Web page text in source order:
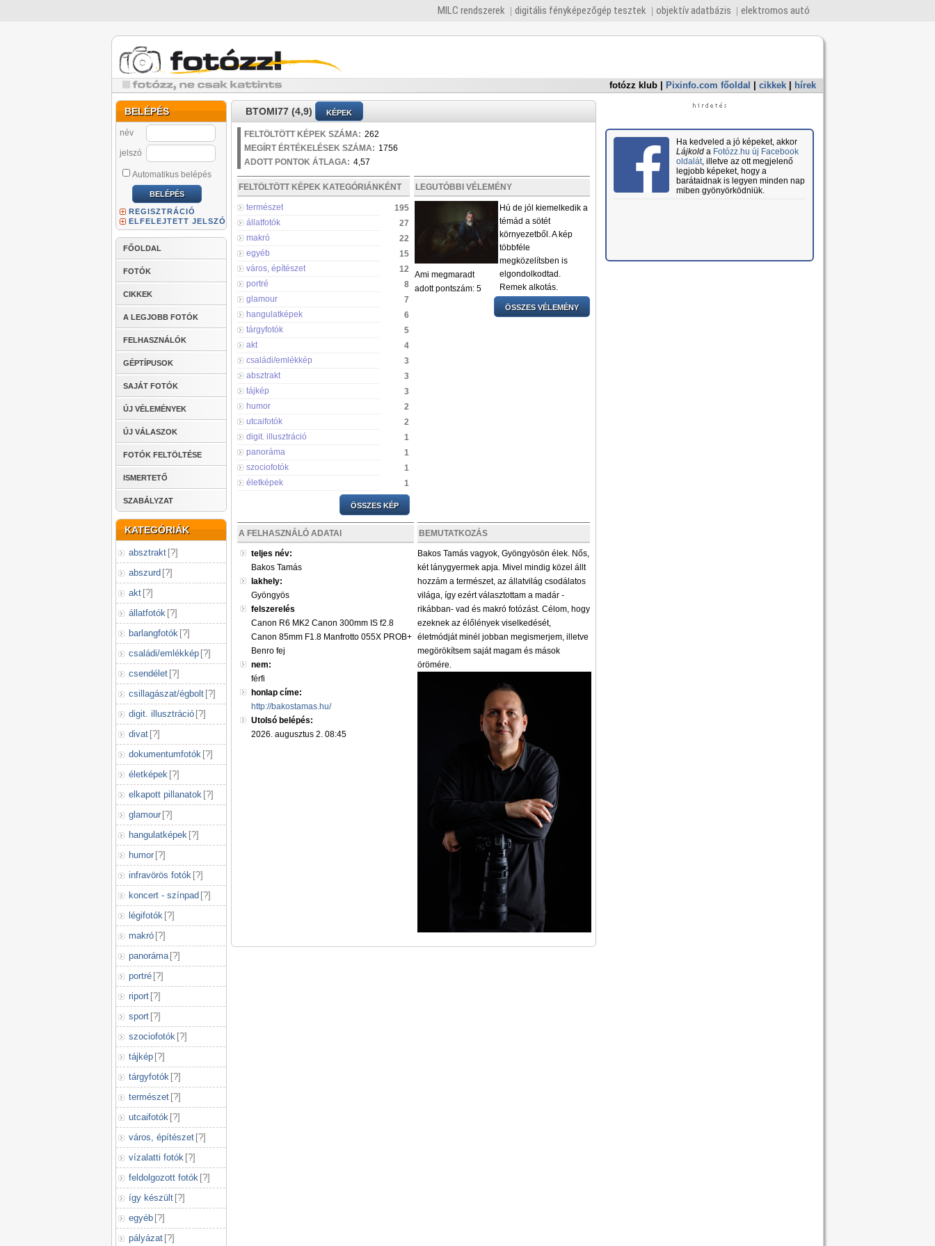
MILC rendszerek digitális fényképezőgép tesztek objektív adatbázis elektromos autó
fotózz klub Pixinfo.com főoldal cikkek hírek
BELÉPÉS
név
jelszó
Automatikus belépés
REGISZTRÁCIÓ
ELFELEJTETT JELSZÓ
FŐOLDAL
FOTÓK
CIKKEK
A LEGJOBB FOTÓK
FELHASZNÁLÓK
GÉPTÍPUSOK
SAJÁT FOTÓK
ÚJ VÉLEMÉNYEK
ÚJ VÁLASZOK
FOTÓK FELTÖLTÉSE
ISMERTETŐ
SZABÁLYZAT
KATEGÓRIÁK
absztrakt [?]
abszurd [?]
akt [?]
állatfotók [?]
barlangfotók [?]
családi/emlékkép [?]
csendélet [?]
csillagászat/égbolt [?]
digit. illusztráció [?]
divat [?]
dokumentumfotók [?]
életképek [?]
elkapott pillanatok [?]
glamour [?]
hangulatképek [?]
humor [?]
infravörös fotók [?]
koncert - színpad [?]
légifotók [?]
makró [?]
panoráma [?]
portré [?]
riport [?]
sport [?]
szociofotók [?]
tájkép [?]
tárgyfotók [?]
természet [?]
utcaifotók [?]
város, építészet [?]
vízalatti fotók [?]
feldolgozott fotók [?]
így készült [?]
egyéb [?]
pályázat [?]
BTOMI77 (4,9) KÉPEK
FELTÖLTÖTT KÉPEK SZÁMA: 262
MEGÍRT ÉRTÉKELÉSEK SZÁMA: 1756
ADOTT PONTOK ÁTLAGA: 4,57
FELTÖLTÖTT KÉPEK KATEGÓRIÁNKÉNT
természet
195
állatfotók
27
makró
22
egyéb
15
város, építészet
12
portré
8
glamour
7
hangulatképek
6
tárgyfotók
5
akt
4
családi/emlékkép
3
absztrakt
3
tájkép
3
humor
2
utcaifotók
2
digit. illusztráció
1
panoráma
1
szociofotók
1
életképek
1
ÖSSZES KÉP
LEGUTÓBBI VÉLEMÉNY
Ami megmaradt
adott pontszám: 5
Hú de jól kiemelkedik a
témád a sötét
környezetből. A kép
többféle
megközelítsben is
elgondolkodtad.
Remek alkotás.
ÖSSZES VÉLEMÉNY
A FELHASZNÁLÓ ADATAI
teljes név:
Bakos Tamás
lakhely:
Gyöngyös
felszerelés
Canon R6 MK2 Canon 300mm IS f2.8
Canon 85mm F1.8 Manfrotto 055X PROB+
Benro fej
nem:
férfi
honlap címe:
http://bakostamas.hu/
Utolsó belépés:
2026. augusztus 2. 08:45
BEMUTATKOZÁS
Bakos Tamás vagyok, Gyöngyösön élek. Nős,
két lánygyermek apja. Mivel mindig közel állt
hozzám a természet, az állatvilág csodálatos
világa, így ezért választottam a madár -
rikábban- vad és makró fotózást. Célom, hogy
ezeknek az élőlények viselkedését,
életmódját minél jobban megismerjem, illetve
megörökítsem saját magam és mások
örömére.
Ha kedveled a jó képeket, akkor
Lájkolda Fotózz.hu új Facebook
oldalát, illetve az ott megjelenő
legjobb képeket, hogy a
barátaidnak is legyen minden nap
miben gyönyörködniük.